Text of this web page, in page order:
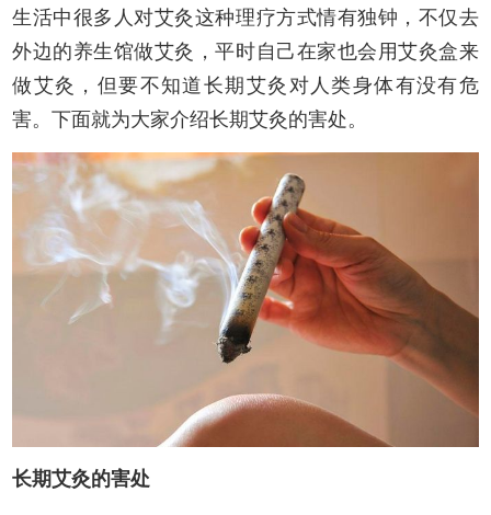
生活中很多人对艾灸这种理疗方式情有独钟，不仅去
外边的养生馆做艾灸，平时自己在家也会用艾灸盒来
做艾灸，但要不知道长期艾灸对人类身体有没有危
害。下面就为大家介绍长期艾灸的害处。
长期艾灸的害处